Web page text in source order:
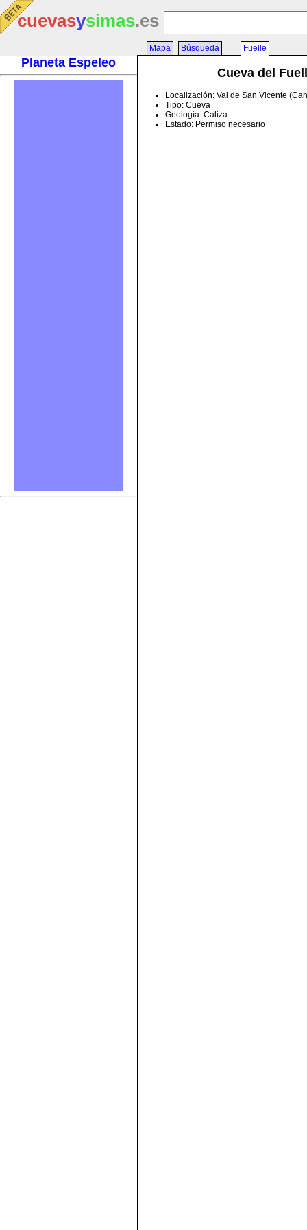
cuevasysimas.es
Planeta Espeleo
Mapa Búsqueda Fuelle
Cueva del
Localización: Val de San Vicente
Tipo: Cueva
Geología: Caliza
Estado: Permiso necesario